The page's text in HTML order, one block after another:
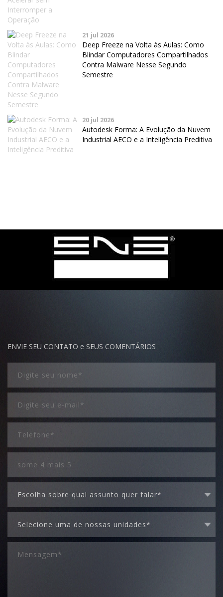
21 jul 2026
Deep Freeze na Volta às Aulas: Como
Blindar Computadores Compartilhados
Contra Malware Nesse Segundo
Semestre
20 jul 2026
Autodesk Forma: A Evolução da Nuvem
Industrial AECO e a Inteligência Preditiva
ENVIE SEU CONTATO e SEUS COMENTÁRIOS